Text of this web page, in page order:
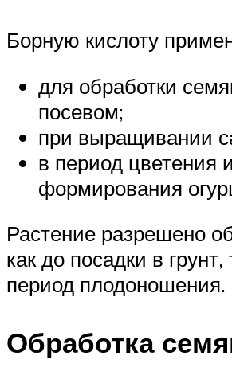
Борную кислоту
для обработки
посевом;
при выращивании
в период цветения и
формирования
Растение разрешено
как до посадки в грунт,
период плодоношения.
Обработка